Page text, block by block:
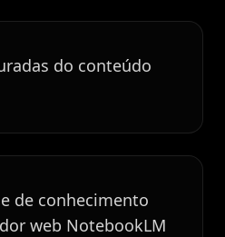
do conteúdo
de conhecimento
web NotebookLM